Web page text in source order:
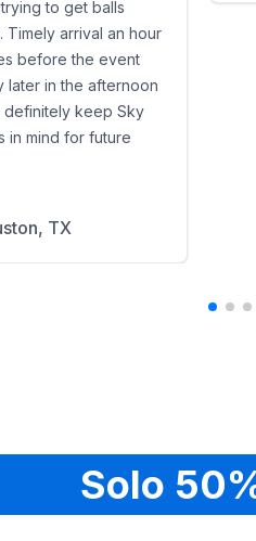
de forma segura para
Antecedentes : Los equipos
: Certificados
para graduaciones de
eventos de iglesias y
para carnavales escolares y
to get balls
Timely arrival an hour
before the event
later in the afternoon
definitely keep Sky
in mind for future
TX
Solo